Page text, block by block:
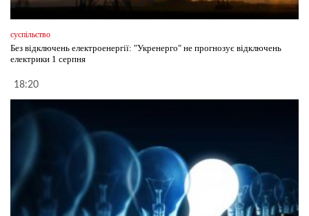
суспільство
Без відключень електроенергії: "Укренерго" не прогнозує відключень
електрики 1 серпня
18:20